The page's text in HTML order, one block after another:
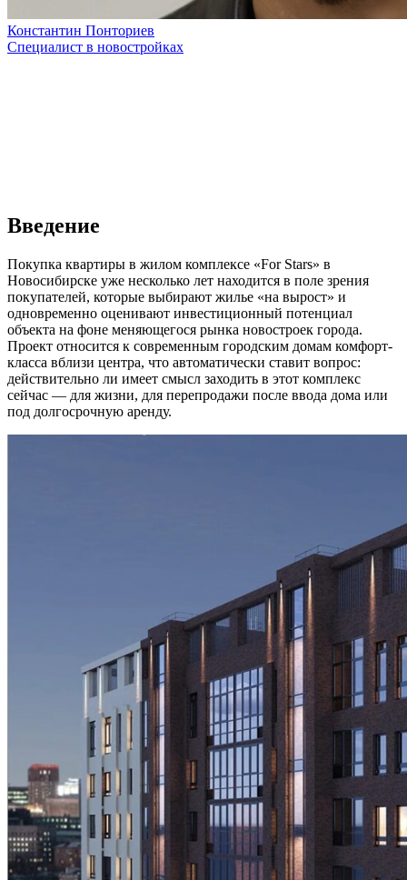
Константин Понториев
Специалист в новостройках
Введение
Покупка квартиры в жилом комплексе «For Stars» в
Новосибирске уже несколько лет находится в поле зрения
покупателей, которые выбирают жилье «на вырост» и
одновременно оценивают инвестиционный потенциал
объекта на фоне меняющегося рынка новостроек города.
Проект относится к современным городским домам комфорт-
класса вблизи центра, что автоматически ставит вопрос:
действительно ли имеет смысл заходить в этот комплекс
сейчас — для жизни, для перепродажи после ввода дома или
под долгосрочную аренду.